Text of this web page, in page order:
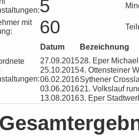
5
mit
60
Datum
Bezeichnung
27.09.201528. Eper
25.10.20154. Ottensteiner
06.02.2016Sythener
03.06.201621. Volkslauf
13.08.20163. Eper